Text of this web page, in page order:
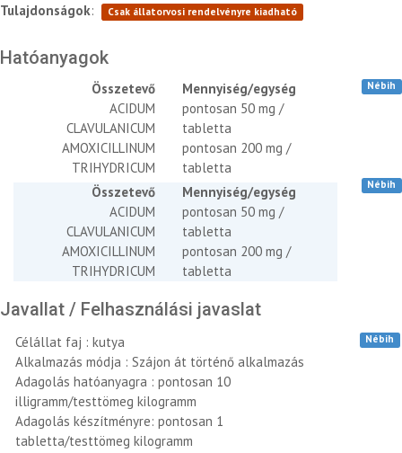
Tulajdonságok: Csak állatorvosi rendelvényre kiadható
Hatóanyagok
Összetevő
Mennyiség/egység
ACIDUM
CLAVULANICUM
pontosan 50 mg /
tabletta
AMOXICILLINUM
TRIHYDRICUM
pontosan 200 mg /
tabletta
Nébih
Összetevő
Mennyiség/egység
ACIDUM
CLAVULANICUM
pontosan 50 mg /
tabletta
AMOXICILLINUM
TRIHYDRICUM
pontosan 200 mg /
tabletta
Nébih
Javallat / Felhasználási javaslat
Célállat faj : kutya
Alkalmazás módja : Szájon át történő alkalmazás
Adagolás hatóanyagra : pontosan 10
illigramm/testtömeg kilogramm
Adagolás készítményre: pontosan 1
tabletta/testtömeg kilogramm
Nébih